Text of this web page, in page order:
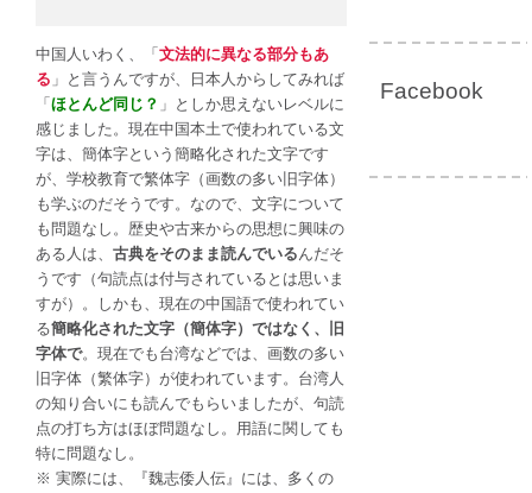
中国人いわく、「 文法的に異なる部分もあ
る 」と言うんですが、日本人からしてみれば
「 ほとんど同じ？ 」としか思えないレベルに
感じました。現在中国本土で使われている文
字は、簡体字という簡略化された文字です
が、学校教育で繁体字（画数の多い旧字体）
も学ぶのだそうです。なので、文字について
も問題なし。歴史や古来からの思想に興味の
ある人は、 古典をそのまま読んでいる んだそ
うです（句読点は付与されているとは思いま
すが）。しかも、現在の中国語で使われてい
る簡略化された文字（簡体字）ではなく、旧
字体で。現在でも台湾などでは、画数の多い
旧字体（繁体字）が使われています。台湾人
の知り合いにも読んでもらいましたが、句読
点の打ち方はほぼ問題なし。用語に関しても
特に問題なし。
※ 実際には、『魏志倭人伝』には、多くの
Facebook